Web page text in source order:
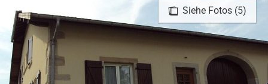
Siehe Fotos (5)